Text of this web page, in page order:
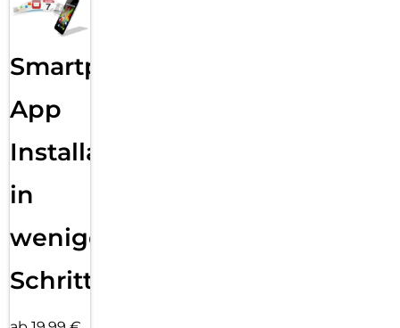
Smartphone
App
Installation
in
wenigen
Schritten